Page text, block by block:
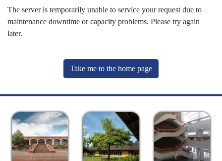
The server is temporarily unable to service your request due to
maintenance downtime or capacity problems. Please try again
later.
Take me to the home page